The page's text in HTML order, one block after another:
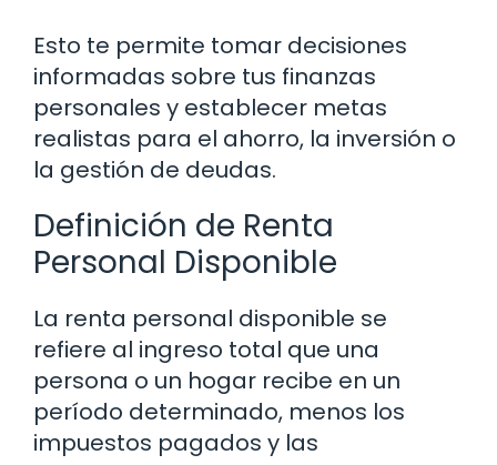
Esto te permite tomar decisiones
informadas sobre tus finanzas
personales y establecer metas
realistas para el ahorro, la inversión o
la gestión de deudas.
Definición de Renta
Personal Disponible
La renta personal disponible se
refiere al ingreso total que una
persona o un hogar recibe en un
período determinado, menos los
impuestos pagados y las